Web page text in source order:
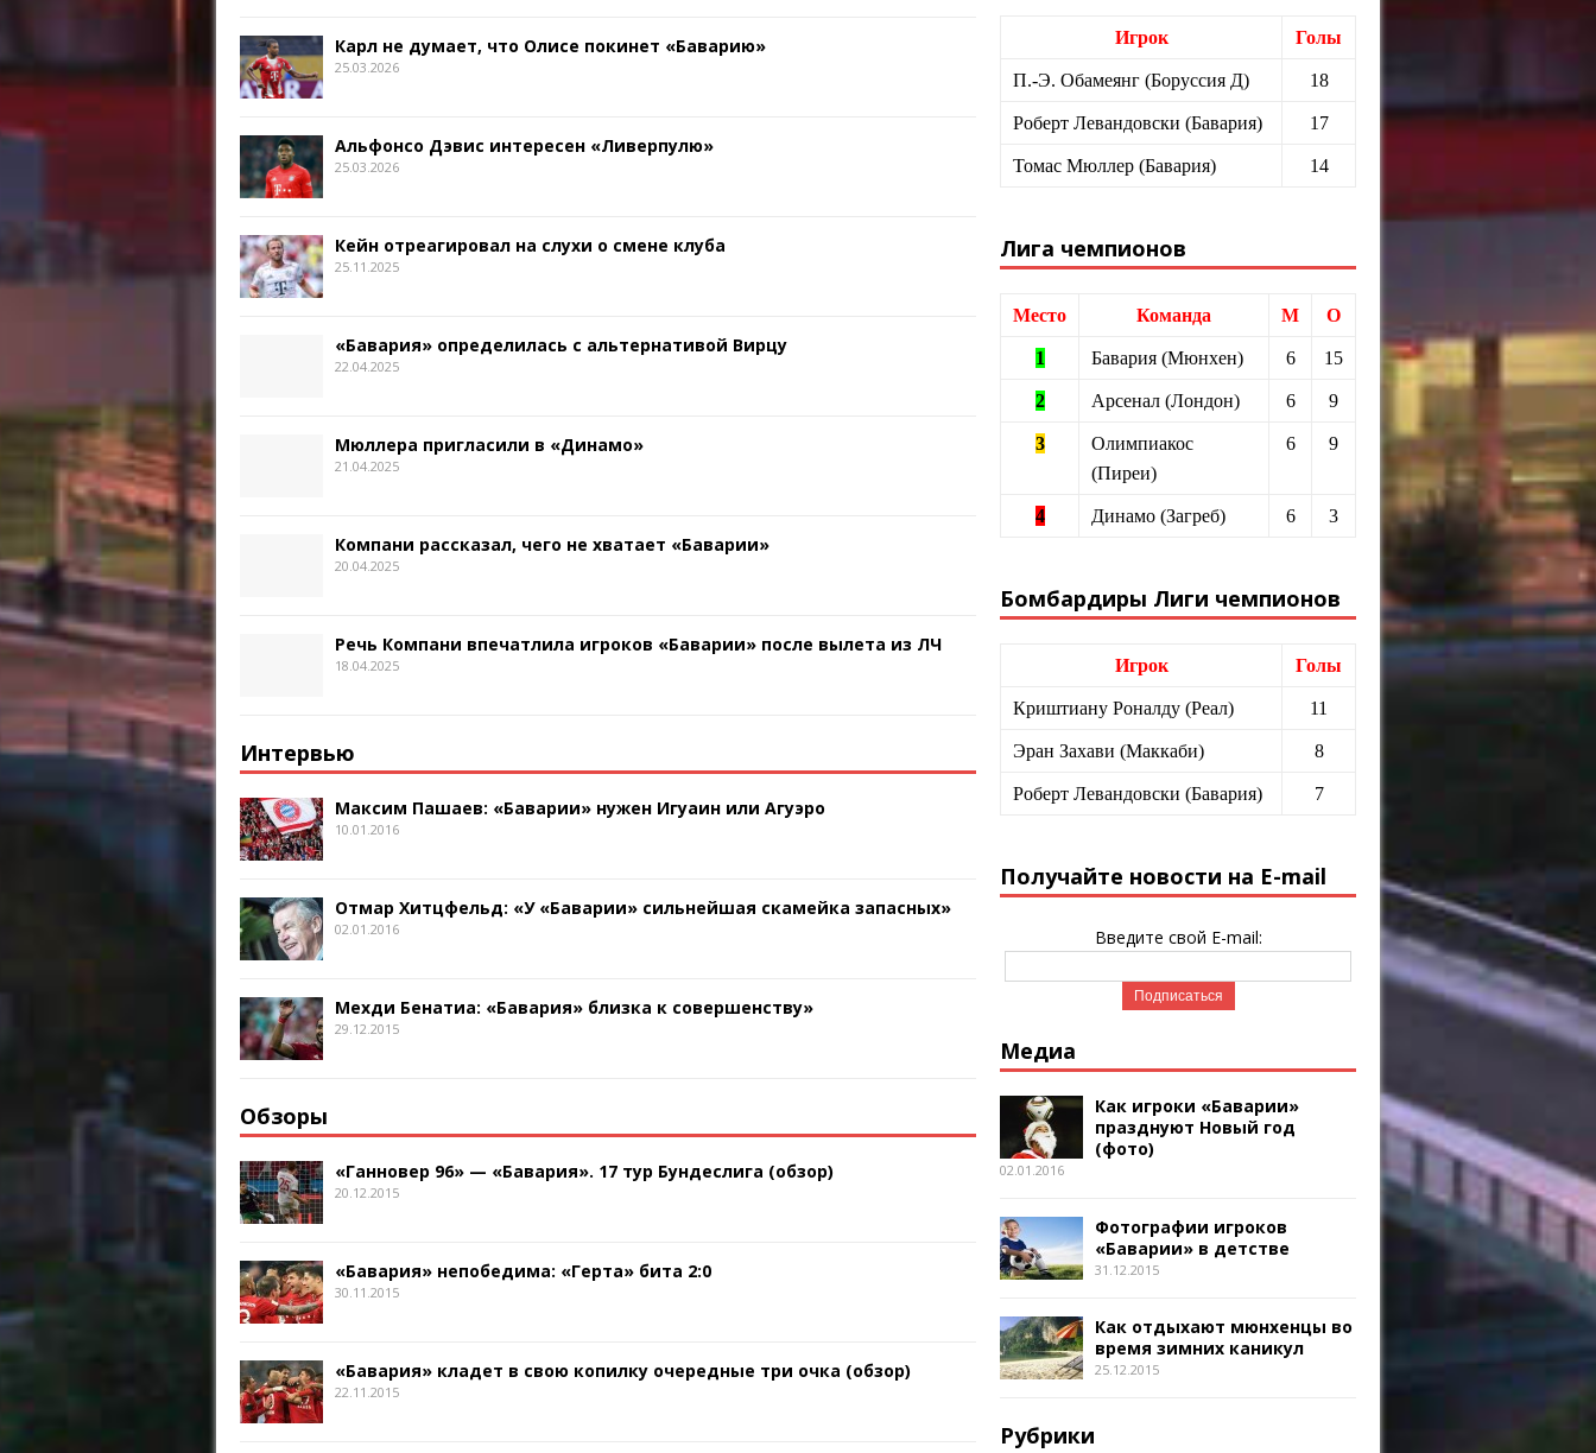
Карл не думает, что Олисе покинет «Баварию»
25.03.2026
Альфонсо Дэвис интересен «Ливерпулю»
25.03.2026
Кейн отреагировал на слухи о смене клуба
25.11.2025
«Бавария» определилась с альтернативой Вирцу
22.04.2025
Мюллера пригласили в «Динамо»
21.04.2025
Компани рассказал, чего не хватает «Баварии»
20.04.2025
Речь Компани впечатлила игроков «Баварии» после вылета из ЛЧ
18.04.2025
Интервью
Максим Пашаев: «Баварии» нужен Игуаин или Агуэро
10.01.2016
Отмар Хитцфельд: «У «Баварии» сильнейшая скамейка запасных»
02.01.2016
Мехди Бенатиа: «Бавария» близка к совершенству»
29.12.2015
Обзоры
«Ганновер 96» — «Бавария». 17 тур Бундеслига (обзор)
20.12.2015
«Бавария» непобедима: «Герта» бита 2:0
30.11.2015
«Бавария» кладет в свою копилку очередные три очка (обзор)
22.11.2015
Игрок Голы
П.-Э. Обамеянг (Боруссия Д) 18
Роберт Левандовски (Бавария) 17
Томас Мюллер (Бавария) 14
Лига чемпионов
Место Команда М О
1 Бавария (Мюнхен) 6 15
2 Арсенал (Лондон) 6 9
3
Олимпиакос
(Пиреи)
6 9
4 Динамо (Загреб) 6 3
Бомбардиры Лиги чемпионов
Игрок Голы
Криштиану Роналду (Реал) 11
Эран Захави (Маккаби) 8
Роберт Левандовски (Бавария) 7
Получайте новости на E-mail
Введите свой E-mail:
Медиа
Как игроки «Баварии»
празднуют Новый год
(фото)
02.01.2016
Фотографии игроков
«Баварии» в детстве
31.12.2015
Как отдыхают мюнхенцы во
время зимних каникул
25.12.2015
Рубрики